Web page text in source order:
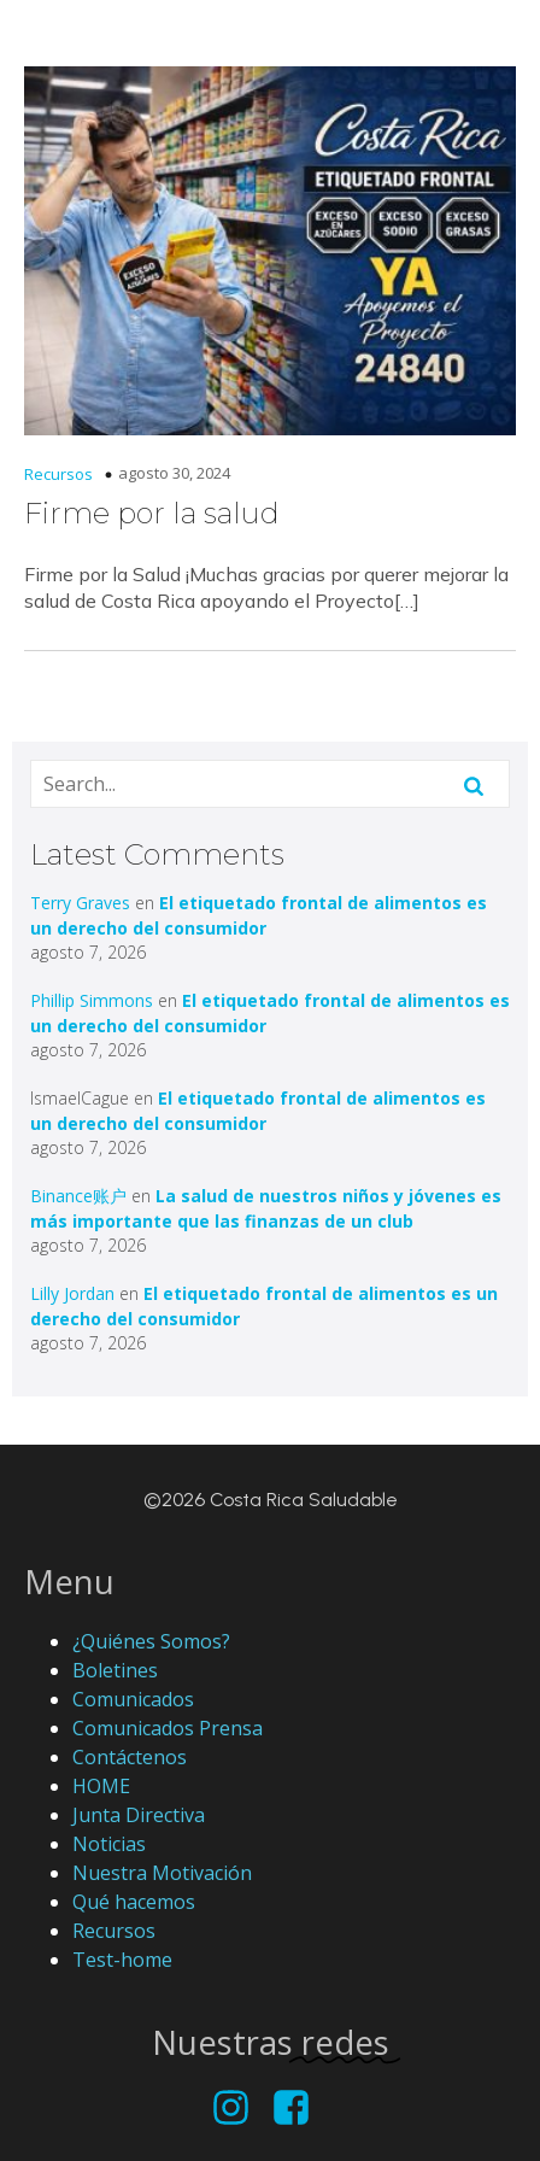
Recursos agosto 30, 2024
Firme por la salud
Firme por la Salud ¡Muchas gracias por querer mejorar la
salud de Costa Rica apoyando el Proyecto[…]
Latest Comments
Terry Graves en El etiquetado frontal de alimentos es
un derecho del consumidor
agosto 7, 2026
Phillip Simmons en El etiquetado frontal de alimentos es
un derecho del consumidor
agosto 7, 2026
IsmaelCague en El etiquetado frontal de alimentos es
un derecho del consumidor
agosto 7, 2026
Binance账户 en La salud de nuestros niños y jóvenes es
más importante que las finanzas de un club
agosto 7, 2026
Lilly Jordan en El etiquetado frontal de alimentos es un
derecho del consumidor
agosto 7, 2026
©2026 Costa Rica Saludable
Menu
¿Quiénes Somos?
Boletines
Comunicados
Comunicados Prensa
Contáctenos
HOME
Junta Directiva
Noticias
Nuestra Motivación
Qué hacemos
Recursos
Test-home
Nuestras redes